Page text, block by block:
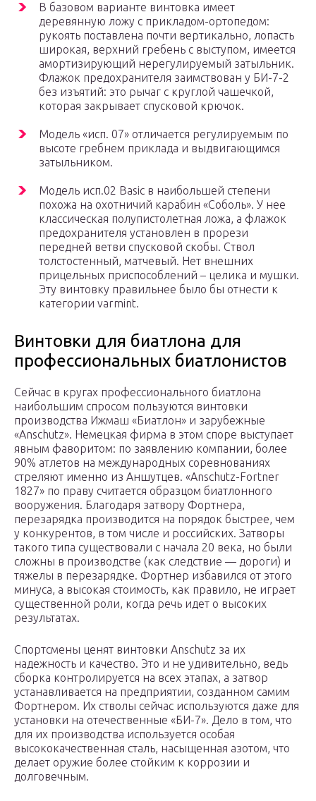
В базовом варианте винтовка имеет
деревянную ложу с прикладом-ортопедом:
рукоять поставлена почти вертикально, лопасть
широкая, верхний гребень с выступом, имеется
амортизирующий нерегулируемый затыльник.
Флажок предохранителя заимствован у БИ-7-2
без изъятий: это рычаг с круглой чашечкой,
которая закрывает спусковой крючок.
Модель «исп. 07» отличается регулируемым по
высоте гребнем приклада и выдвигающимся
затыльником.
Модель исп.02 Basic в наибольшей степени
похожа на охотничий карабин «Соболь». У нее
классическая полупистолетная ложа, а флажок
предохранителя установлен в прорези
передней ветви спусковой скобы. Ствол
толстостенный, матчевый. Нет внешних
прицельных приспособлений – целика и мушки.
Эту винтовку правильнее было бы отнести к
категории varmint.
Винтовки для биатлона для
профессиональных биатлонистов
Сейчас в кругах профессионального биатлона
наибольшим спросом пользуются винтовки
производства Ижмаш «Биатлон» и зарубежные
«Anschutz». Немецкая фирма в этом споре выступает
явным фаворитом: по заявлению компании, более
90% атлетов на международных соревнованиях
стреляют именно из Аншутцев. «Anschutz-Fortner
1827» по праву считается образцом биатлонного
вооружения. Благодаря затвору Фортнера,
перезарядка производится на порядок быстрее, чем
у конкурентов, в том числе и российских. Затворы
такого типа существовали с начала 20 века, но были
сложны в производстве (как следствие — дороги) и
тяжелы в перезарядке. Фортнер избавился от этого
минуса, а высокая стоимость, как правило, не играет
существенной роли, когда речь идет о высоких
результатах.
Спортсмены ценят винтовки Anschutz за их
надежность и качество. Это и не удивительно, ведь
сборка контролируется на всех этапах, а затвор
устанавливается на предприятии, созданном самим
Фортнером. Их стволы сейчас используются даже для
установки на отечественные «БИ-7». Дело в том, что
для их производства используется особая
высококачественная сталь, насыщенная азотом, что
делает оружие более стойким к коррозии и
долговечным.